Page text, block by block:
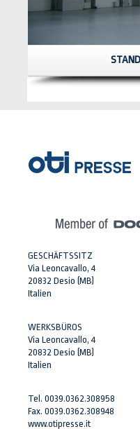
GESCHÄFTSSITZ
Via Leoncavallo, 4
20832 Desio (MB)
Italien
WERKSBÜROS
Via Leoncavallo, 4
20832 Desio (MB)
Italien
Tel. 0039.0362.308958
Fax. 0039.0362.308948
www.otipresse.it